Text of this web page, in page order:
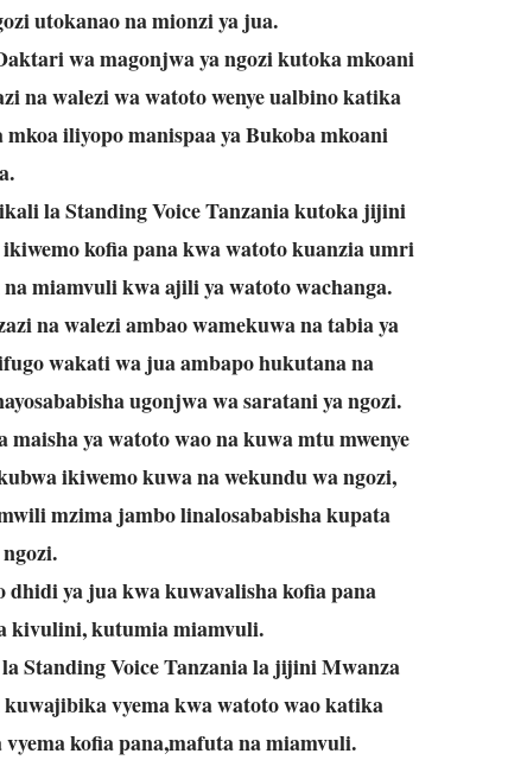
utokanao na mionzi ya jua.
wa magonjwa ya ngozi kutoka mkoani
na walezi wa watoto wenye ualbino katika
iliyopo manispaa ya Bukoba mkoani
la Standing Voice Tanzania kutoka jijini
kofia pana kwa watoto kuanzia umri
miamvuli kwa ajili ya watoto wachanga.
na walezi ambao wamekuwa na tabia ya
wakati wa jua ambapo hukutana na
ugonjwa wa saratani ya ngozi.
ya watoto wao na kuwa mtu mwenye
ikiwemo kuwa na wekundu wa ngozi,
mzima jambo linalosababisha kupata
ya jua kwa kuwavalisha kofia pana
kivulini, kutumia miamvuli.
Standing Voice Tanzania la jijini Mwanza
vyema kwa watoto wao katika
kofia pana,mafuta na miamvuli.